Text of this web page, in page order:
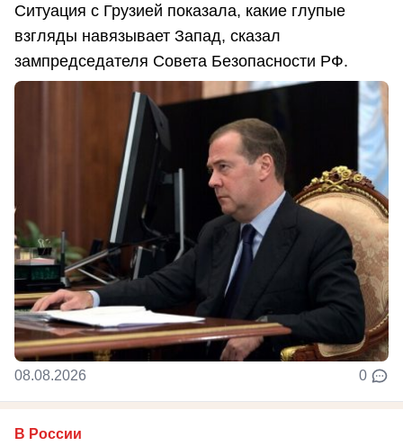
Ситуация с Грузией показала, какие глупые
взгляды навязывает Запад, сказал
зампредседателя Совета Безопасности РФ.
08.08.2026 0
В России